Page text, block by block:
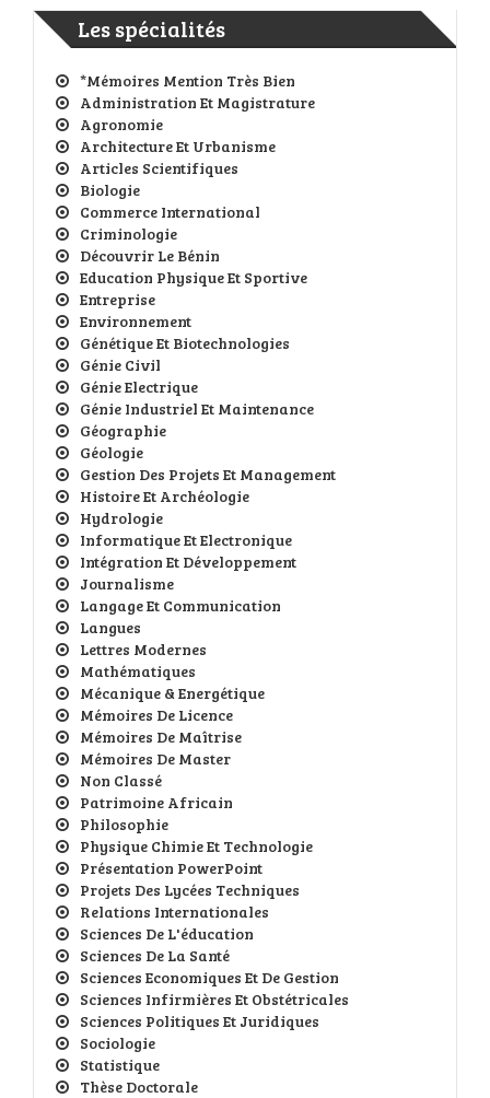
Les spécialités
*Mémoires Mention Très Bien
Administration Et Magistrature
Agronomie
Architecture Et Urbanisme
Articles Scientifiques
Biologie
Commerce International
Criminologie
Découvrir Le Bénin
Education Physique Et Sportive
Entreprise
Environnement
Génétique Et Biotechnologies
Génie Civil
Génie Electrique
Génie Industriel Et Maintenance
Géographie
Géologie
Gestion Des Projets Et Management
Histoire Et Archéologie
Hydrologie
Informatique Et Electronique
Intégration Et Développement
Journalisme
Langage Et Communication
Langues
Lettres Modernes
Mathématiques
Mécanique & Energétique
Mémoires De Licence
Mémoires De Maîtrise
Mémoires De Master
Non Classé
Patrimoine Africain
Philosophie
Physique Chimie Et Technologie
Présentation PowerPoint
Projets Des Lycées Techniques
Relations Internationales
Sciences De L'éducation
Sciences De La Santé
Sciences Economiques Et De Gestion
Sciences Infirmières Et Obstétricales
Sciences Politiques Et Juridiques
Sociologie
Statistique
Thèse Doctorale